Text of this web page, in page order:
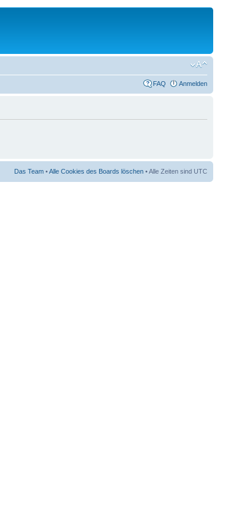
FAQ Anmelden
Das Team •Alle Cookies des Boards löschen • Alle Zeiten sind UTC